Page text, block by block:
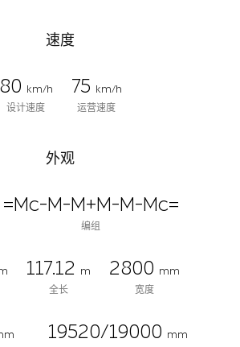
速度
80
km/h
设计速度
75
km/h
运营速度
外观
=Mc-M-M+M-M-Mc=
编组
117.12
m
全长
2800 mm
宽度
19520/19000 mm